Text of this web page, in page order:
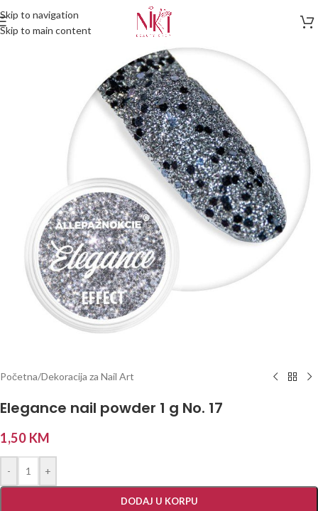
Skip to navigation
Skip to main content
Početna/Dekoracija za Nail Art
Elegance nail powder 1 g No. 17
1,50 KM
- +
DODAJ U KORPU